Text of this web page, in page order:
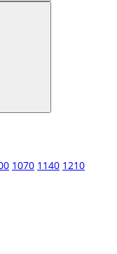
1070 1140 1210